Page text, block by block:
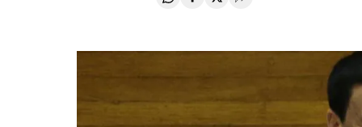
Compartir en Whatsapp
Compartir en Facebook
Compartir en Twitter
Desplegar Redes